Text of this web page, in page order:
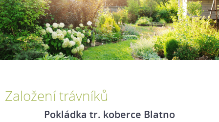
Založení trávníků
Pokládka tr. koberce Blatno